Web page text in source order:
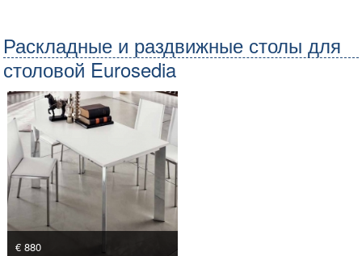
Раскладные и раздвижные столы для
столовой Eurosedia
€ 880